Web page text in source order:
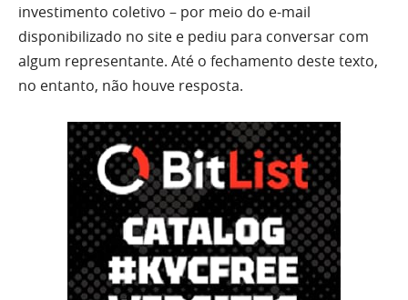
investimento coletivo – por meio do e-mail
disponibilizado no site e pediu para conversar com
algum representante. Até o fechamento deste texto,
no entanto, não houve resposta.